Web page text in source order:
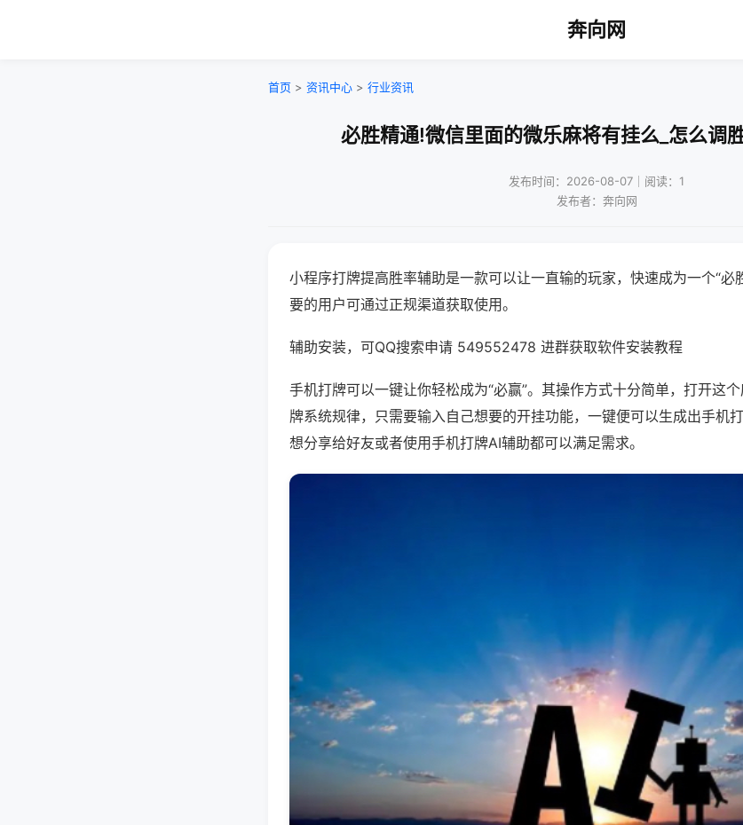
奔向网
首页 > 资讯中心 > 行业资讯
必胜精通!微信里面的微乐麻将有挂么_怎么调
发布时间：2026-08-07｜阅读：1
发布者：奔向网
小程序打牌提高胜率辅助是一款可以让一直输的玩家，快速成为一个“必
要的用户可通过正规渠道获取使用。
辅助安装，可QQ搜索申请 549552478 进群获取软件安装教程
手机打牌可以一键让你轻松成为“必赢”。其操作方式十分简单，打开这
牌系统规律，只需要输入自己想要的开挂功能，一键便可以生成出手机
想分享给好友或者使用手机打牌AI辅助都可以满足需求。